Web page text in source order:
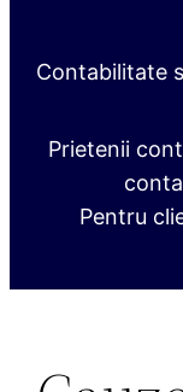
Contabilitate
Prietenii
Pentru